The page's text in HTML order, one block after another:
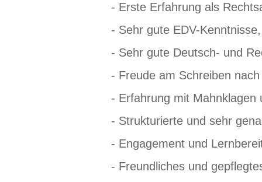
- Erste Erfahrung als
- Sehr gute EDV-
- Sehr gute Deutsch- und
- Freude am Schreiben
- Erfahrung mit Mahnklagen
- Strukturierte und sehr
- Engagement und
- Freundliches und